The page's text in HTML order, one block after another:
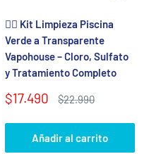
🏊‍♂️ Kit Limpieza Piscina
Verde a Transparente
Vapohouse – Cloro, Sulfato
y Tratamiento Completo
Precio
venta
$17.490
Precio
$22.990
Añadir al carrito